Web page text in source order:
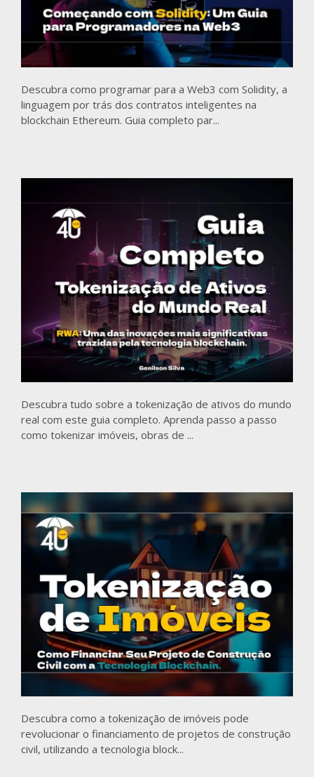
Descubra como programar para a Web3 com Solidity, a
linguagem por trás dos contratos inteligentes na
blockchain Ethereum. Guia completo par...
Descubra tudo sobre a tokenização de ativos do mundo
real com este guia completo. Aprenda passo a passo
como tokenizar imóveis, obras de ...
Descubra como a tokenização de imóveis pode
revolucionar o financiamento de projetos de construção
civil, utilizando a tecnologia block...